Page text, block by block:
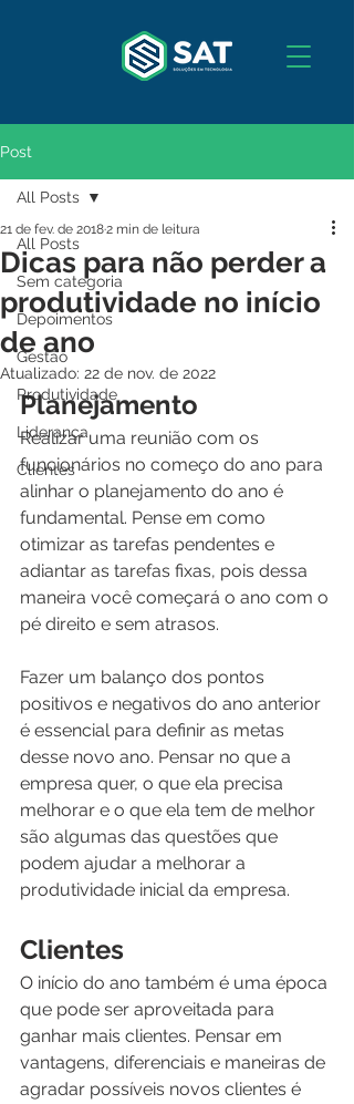
Post
All Posts
Sem categoria
Depoimentos
Gestão
Produtividade
Liderança
Clientes
All Posts
Dicas para não perder a
produtividade no início
de ano
21 de fev. de 20182 min de leitura
Atualizado: 22 de nov. de 2022
Planejamento
Realizar uma reunião com os
funcionários no começo do ano para
alinhar o planejamento do ano é
fundamental. Pense em como
otimizar as tarefas pendentes e
adiantar as tarefas fixas, pois dessa
maneira você começará o ano com o
pé direito e sem atrasos.
Fazer um balanço dos pontos
positivos e negativos do ano anterior
é essencial para definir as metas
desse novo ano. Pensar no que a
empresa quer, o que ela precisa
melhorar e o que ela tem de melhor
são algumas das questões que
podem ajudar a melhorar a
produtividade inicial da empresa.
Clientes
O início do ano também é uma época
que pode ser aproveitada para
ganhar mais clientes. Pensar em
vantagens, diferenciais e maneiras de
agradar possíveis novos clientes é